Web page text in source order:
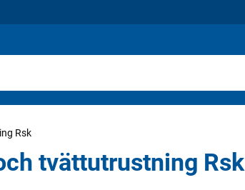
Rsk
tvättutrustning Rsk